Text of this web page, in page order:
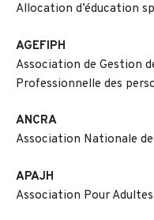
Allocation d’éducation
AGEFIPH
Association de Gestion
Professionnelle des
ANCRA
Association Nationale
APAJH
Association Pour